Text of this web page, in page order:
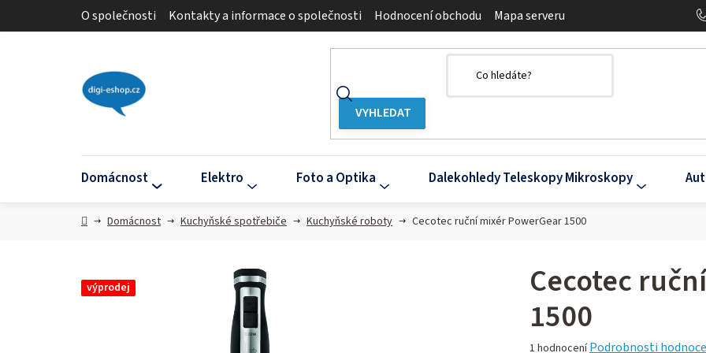
O společnosti Kontakty a informace o společnosti Hodnocení obchodu Mapa serveru
Domácnost Elektro Foto a Optika Dalekohledy Teleskopy Mikroskopy
DomůDomácnost Kuchyňské spotřebiče Kuchyňské roboty Cecotec ruční mixér PowerGear 1500
Cecotec
1500
Průměrné
1 hodnocení Podrobnosti
výprodej